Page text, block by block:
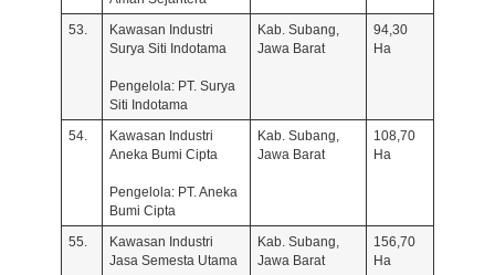
53.
Kawasan Industri
Surya Siti Indotama
Pengelola: PT. Surya
Siti Indotama
Kab. Subang,
Jawa Barat
94,30
Ha
54.
Kawasan Industri
Aneka Bumi Cipta
Pengelola: PT. Aneka
Bumi Cipta
Kab. Subang,
Jawa Barat
108,70
Ha
55.
Kawasan Industri
Jasa Semesta Utama
Kab. Subang,
Jawa Barat
156,70
Ha